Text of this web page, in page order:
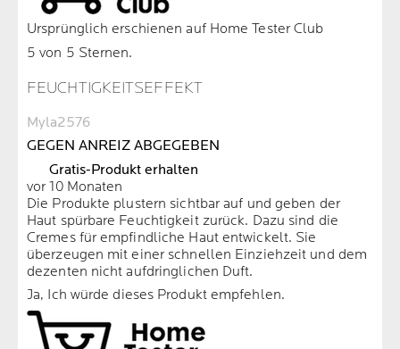
Ursprünglich erschienen auf Home Tester Club
5 von 5 Sternen.
FEUCHTIGKEITSEFFEKT
Myla2576
GEGEN ANREIZ ABGEGEBEN
Gratis-Produkt erhalten
vor 10 Monaten
Die Produkte plustern sichtbar auf und geben der
Haut spürbare Feuchtigkeit zurück. Dazu sind die
Cremes für empfindliche Haut entwickelt. Sie
überzeugen mit einer schnellen Einziehzeit und dem
dezenten nicht aufdringlichen Duft.
Ja, Ich würde dieses Produkt empfehlen.